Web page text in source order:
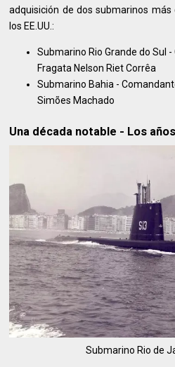
adquisición de dos submarinos
los EE.UU.:
Submarino Rio Grande do Sul
Fragata Nelson Riet Corrêa
Submarino Bahia -
Simões Machado
Una década notable - Los
Submarino Rio de